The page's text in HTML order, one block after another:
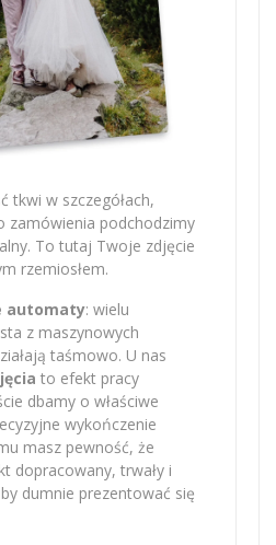
tkwi w szczegółach,
zamówienia podchodzimy
To tutaj Twoje zdjęcie
rzemiosłem.
automaty: wielu
z maszynowych
taśmowo. U nas
to efekt pracy
dbamy o właściwe
wykończenie
masz pewność, że
dopracowany, trwały i
dumnie prezentować się